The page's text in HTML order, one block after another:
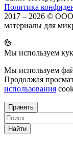
Политика
2017 – 2026 © ООО
материалы для
Мы используем
Мы используем
Продолжая
использования
Принять
Найти